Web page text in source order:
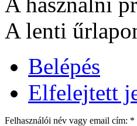
A lenti
Belépés
Elfelejtett
Felhasználói név vagy email cím: *